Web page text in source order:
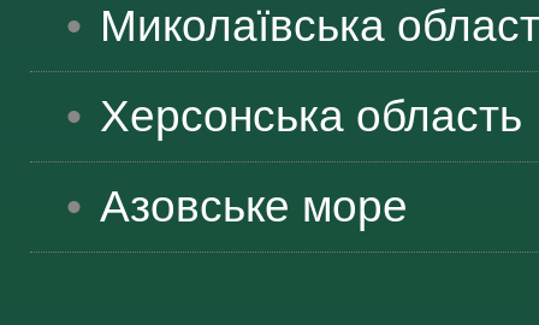
Миколаївська
Херсонська область
Азовське море